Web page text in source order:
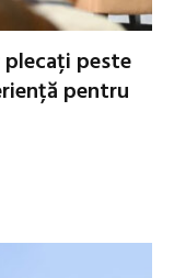
peste
pentru